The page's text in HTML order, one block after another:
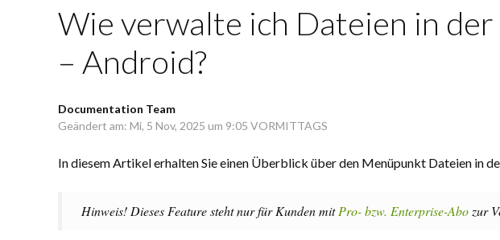
Wie verwalte ich Dateien in
– Android?
Documentation Team
Geändert am: Mi, 5 Nov, 2025 um 9:05 VORMITTAGS
In diesem Artikel erhalten Sie einen Überblick über den Menüpunkt Dateien in
Hinweis! Dieses Feature steht nur für Kunden mitPro- bzw. Enterprise-Abo zur